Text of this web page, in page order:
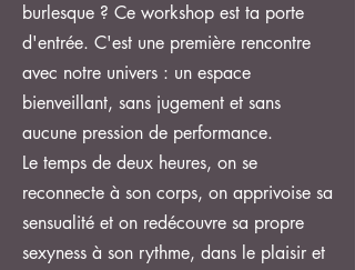
burlesque ? Ce workshop est ta porte
d'entrée. C'est une première rencontre
avec notre univers : un espace
bienveillant, sans jugement et sans
aucune pression de performance.
Le temps de deux heures, on se
reconnecte à son corps, on apprivoise sa
sensualité et on redécouvre sa propre
sexyness à son rythme, dans le plaisir et